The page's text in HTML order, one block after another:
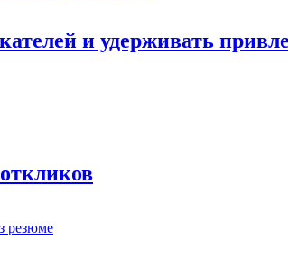
и удерживать